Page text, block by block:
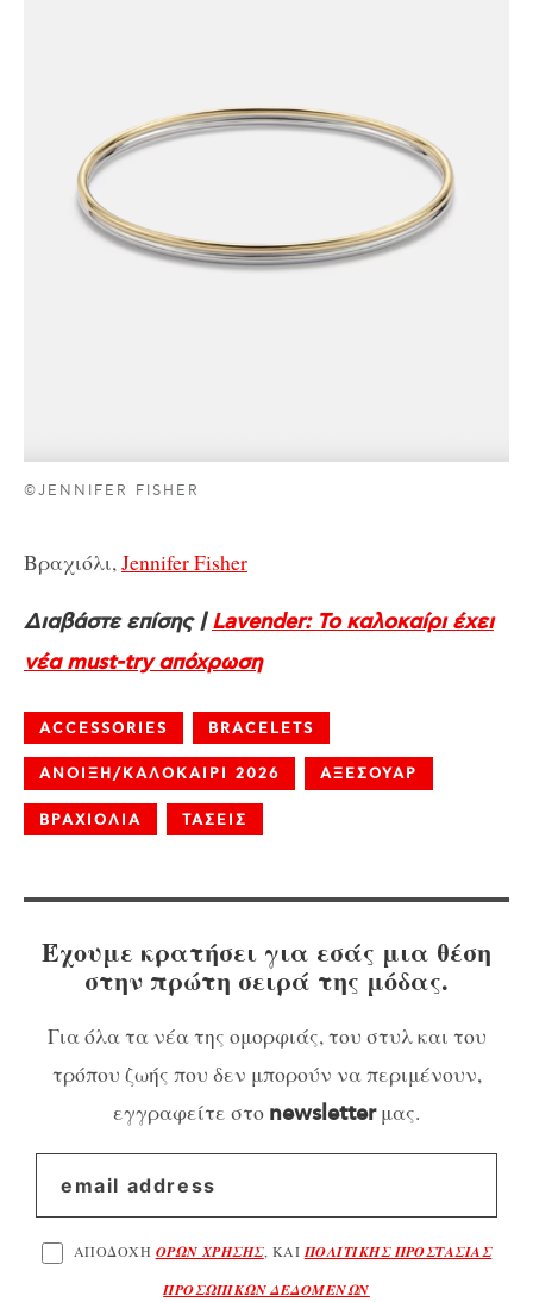
©JENNIFER FISHER
Βραχιόλι, Jennifer Fisher
Διαβάστε επίσης |Lavender: Το καλοκαίρι έχει
νέα must-try απόχρωση
ACCESSORIES BRACELETS
ΑΝΟΙΞΗ/ΚΑΛΟΚΑΙΡΙ 2026 ΑΞΕΣΟΥΑΡ
ΒΡΑΧΙΟΛΙΑ ΤΑΣΕΙΣ
Έχουμε κρατήσει για εσάς μια θέση
στην πρώτη σειρά της μόδας.
Για όλα τα νέα της ομορφιάς, του στυλ και του
τρόπου ζωής που δεν μπορούν να περιμένουν,
εγγραφείτε στο newsletterμας.
ΑΠΟΔΟΧΗ ΟΡΩΝ ΧΡΗΣΗΣ, ΚΑΙ ΠΟΛΙΤΙΚΗΣ ΠΡΟΣΤΑΣΙΑΣ
ΠΡΟΣΩΠΙΚΩΝ ΔΕΔΟΜΕΝΩΝ